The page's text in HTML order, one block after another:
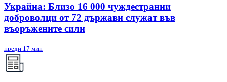
Украйна: Близо 16 000 чуждестранни
доброволци от 72 държави служат във
въоръжените сили
преди 17 мин